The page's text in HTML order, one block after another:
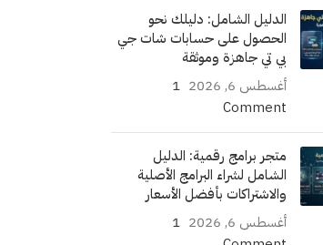
الدليل الشامل: دليلك نحو
الحصول على حسابات شات جي
بي تي جاهزة وموثقة
أغسطس 6, 2026
1
Comment
متجر برامج رقمية: الدليل
الشامل لشراء البرامج الأصلية
والاشتراكات بأفضل الأسعار
أغسطس 6, 2026
1